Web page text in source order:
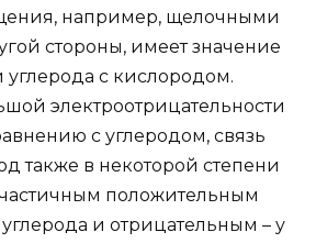
например, щелочными
стороны, имеет значение
углерода с кислородом.
электроотрицательности
с углеродом, связь
также в некоторой степени
положительным
и отрицательным – у